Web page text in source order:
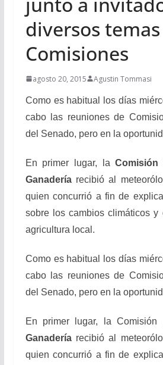
diversos
Comisiones
agosto 20, 2015 Agustin Tommasi
Como es habitual los días
cabo las reuniones de
del Senado, pero en la
En primer lugar, la
Ganaderíarecibió al
quien concurrió a fin de
sobre los cambios climáticos y
agricultura local.
Como es habitual los días
cabo las reuniones de
del Senado, pero en la
En primer lugar, la Comisión
Ganaderíarecibió al
quien concurrió a fin de